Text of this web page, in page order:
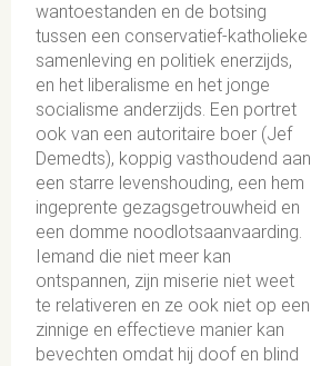
wantoestanden en de botsing
tussen een conservatief-katholieke
samenleving en politiek enerzijds,
en het liberalisme en het jonge
socialisme anderzijds. Een portret
ook van een autoritaire boer (Jef
Demedts), koppig vasthoudend aan
een starre levenshouding, een hem
ingeprente gezagsgetrouwheid en
een domme noodlotsaanvaarding.
Iemand die niet meer kan
ontspannen, zijn miserie niet weet
te relativeren en ze ook niet op een
zinnige en effectieve manier kan
bevechten omdat hij doof en blind